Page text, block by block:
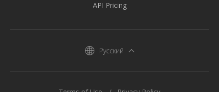
API Pricing
Русский